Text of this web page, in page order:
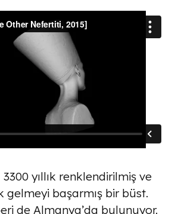
yıllık renklendirilmiş ve
gelmeyi başarmış bir büst.
de Almanya’da bulunuyor.